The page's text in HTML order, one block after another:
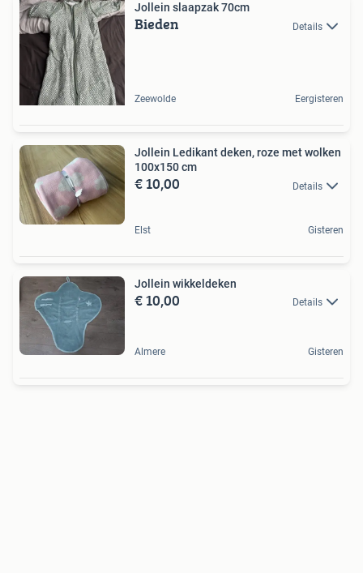
Jollein slaapzak 70cm
Bieden Details
Zeewolde Eergisteren
Jollein Ledikant deken, roze met wolken
100x150 cm
€ 10,00 Details
Elst Gisteren
Jollein wikkeldeken
€ 10,00 Details
Almere Gisteren